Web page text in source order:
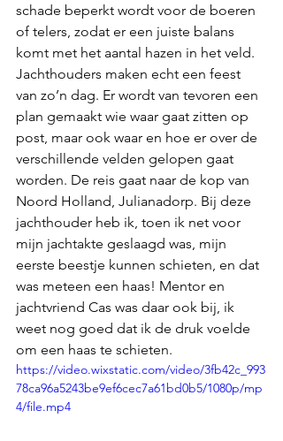
schade beperkt wordt voor de boeren
of telers, zodat er een juiste balans
komt met het aantal hazen in het veld.
Jachthouders maken echt een feest
van zo’n dag. Er wordt van tevoren een
plan gemaakt wie waar gaat zitten op
post, maar ook waar en hoe er over de
verschillende velden gelopen gaat
worden. De reis gaat naar de kop van
Noord Holland, Julianadorp. Bij deze
jachthouder heb ik, toen ik net voor
mijn jachtakte geslaagd was, mijn
eerste beestje kunnen schieten, en dat
was meteen een haas! Mentor en
jachtvriend Cas was daar ook bij, ik
weet nog goed dat ik de druk voelde
om een haas te schieten.
https://video.wixstatic.com/video/3fb42c_993
78ca96a5243be9ef6cec7a61bd0b5/1080p/mp
4/file.mp4